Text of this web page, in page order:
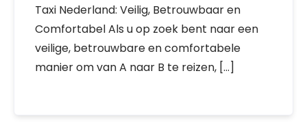
Taxi Nederland: Veilig, Betrouwbaar en
Comfortabel Als u op zoek bent naar een
veilige, betrouwbare en comfortabele
manier om van A naar B te reizen, […]